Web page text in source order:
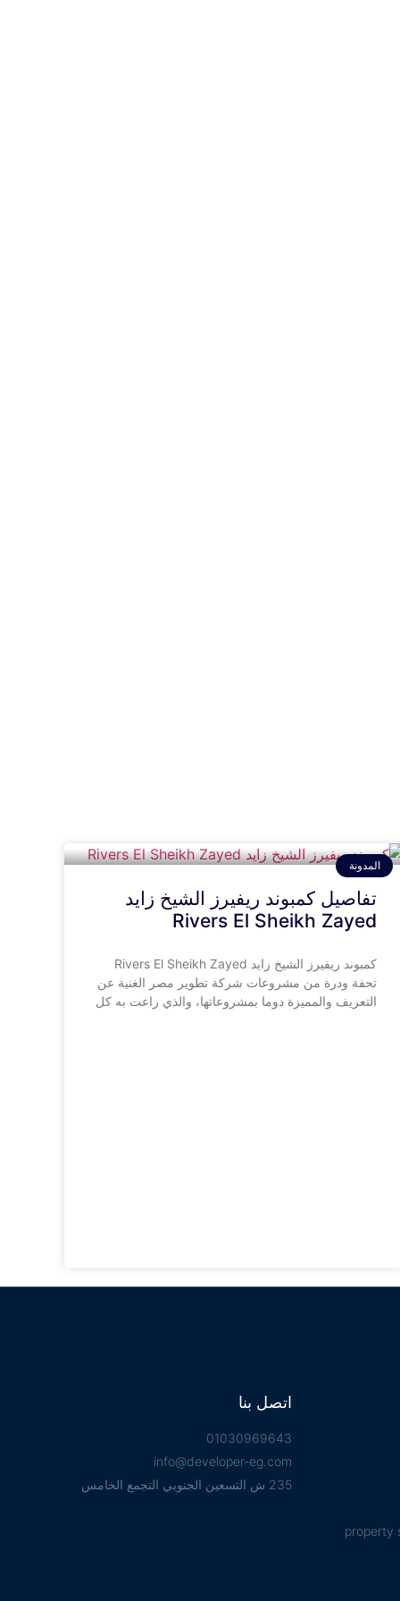
المدونة
تفاصيل كمبوند ريفيرز الشيخ زايد
Rivers El Sheikh Zayed
كمبوند ريفيرز الشيخ زايد Rivers El Sheikh Zayed
تحفة ودرة من مشروعات شركة تطوير مصر الغنية عن
التعريف والمميزة دوما بمشروعاتها، والذي راعت به كل
اتصل بنا
01030969643
info@developer-eg.com
235 ش التسعين الجنوبي التجمع الخامس